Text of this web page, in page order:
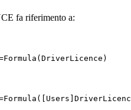
fa riferimento a:
Formula ( DriverLicence )
Formula ([ Users